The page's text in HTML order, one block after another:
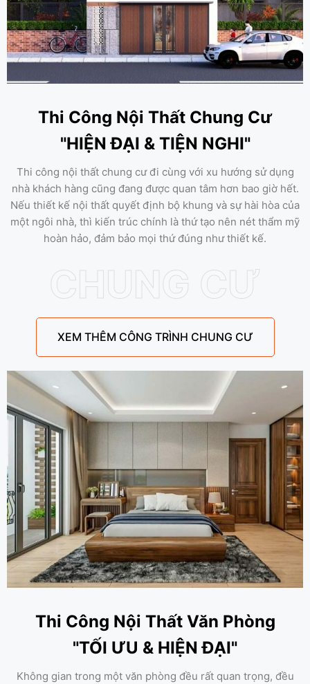
Thi Công Nội Thất Chung Cư
"HIỆN ĐẠI & TIỆN NGHI"
Thi công nội thất chung cư đi cùng với xu hướng sử dụng
nhà khách hàng cũng đang được quan tâm hơn bao giờ hết.
Nếu thiết kế nội thất quyết định bộ khung và sự hài hòa của
một ngôi nhà, thì kiến trúc chính là thứ tạo nên nét thẩm mỹ
hoàn hảo, đảm bảo mọi thứ đúng như thiết kế.
CHUNG CƯ
XEM THÊM CÔNG TRÌNH CHUNG CƯ
Thi Công Nội Thất Văn Phòng
"TỐI ƯU & HIỆN ĐẠI"
Không gian trong một văn phòng đều rất quan trọng, đều